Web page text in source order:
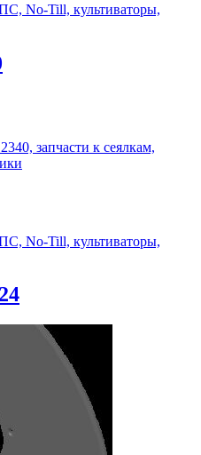
No-Till, культиваторы,
запчасти к сеялкам,
No-Till, культиваторы,